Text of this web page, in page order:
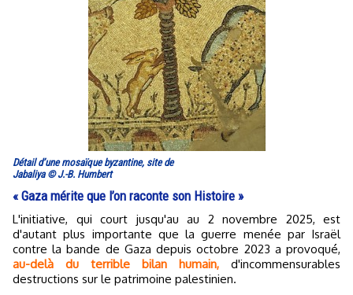
Détail d’une mosaïque byzantine, site de
Jabaliya © J.-B. Humbert
« Gaza mérite que l’on raconte son Histoire »
L'initiative, qui court jusqu'au au 2 novembre 2025, est
d'autant plus importante que la guerre menée par Israël
contre la bande de Gaza depuis octobre 2023 a provoqué,
au-delà du terrible bilan humain, d'incommensurables
destructions sur le patrimoine palestinien.